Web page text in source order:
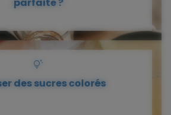
des sucres colorés